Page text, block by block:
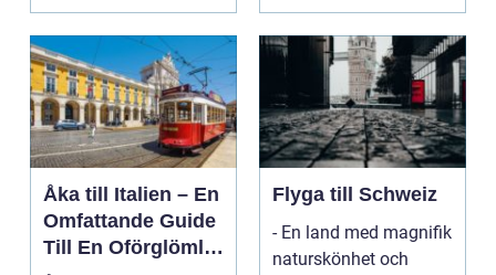
Åka till Italien – En
Omfattande Guide
Till En Oförglömlig
Flyga till Schweiz
- En land med magnifik
naturskönhet och